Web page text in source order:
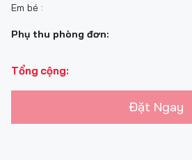
Em bé :
Phụ thu phòng đơn:
Tổng cộng:
Đặt Ngay